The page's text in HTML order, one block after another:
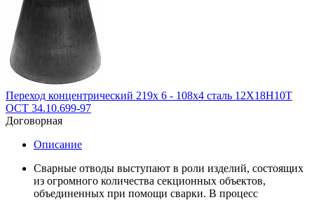
Переход концентрический 219х 6 - 108х4 сталь 12Х18Н10Т
ОСТ 34.10.699-97
Договорная
Описание
Сварные отводы выступают в роли изделий, состоящих
из огромного количества секционных объектов,
объединенных при помощи сварки. В процесс